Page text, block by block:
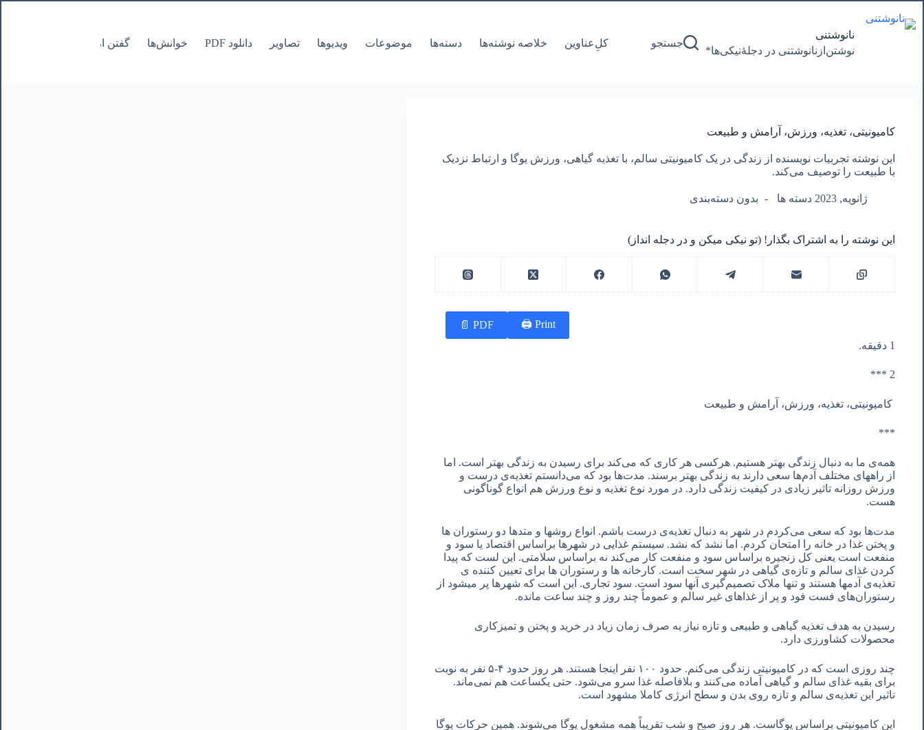
به
محتوا
نانوشتنی
نوشتن‌از‌نانوشتنی‌ در‌ دجلۀنیکی‌ها*
جستجو کل‌ِعناوین خلاصه نوشته‌ها دسته‌ها موضوعات ویدیوها تصاویر دانلود PDF خوانش‌ها گفتن از نانوشتنی
کامیونیتی، تغذیه، ورزش، آرامش و طبیعت
این نوشته تجربیات نویسنده از زندگی در یک کامیونیتی سالم، با تغذیه گیاهی، ورزش یوگا و ارتباط نزدیک
با طبیعت را توصیف می‌کند.
ژانویه, 2023 دسته ها بدون دسته‌بندی
این نوشته را به اشتراک بگذار! (تو نیکی میکن و در دجله انداز)
Print 🖨
PDF 📄
1 دقیقه.
2 ***
کامیونیتی، تغذیه، ورزش، آرامش و طبیعت
***
همه‌ی ما به دنبال زندگی بهتر هستیم. هرکسی هر کاری که می‌کند برای رسیدن به زندگی بهتر است. اما
از راههای مختلف آدم‌ها سعی دارند به زندگی بهتر برسند. مدت‌ها بود که می‌دانستم تغذیه‌ی درست و
ورزش روزانه تاثیر زیادی در کیفیت زندگی دارد. در مورد نوع تغذیه و نوع ورزش هم انواع گوناگونی
هست.
مدت‌ها بود که سعی می‌کردم در شهر به دنبال تغذیه‌ی درست باشم. انواع روشها و متدها دو رستوران ها
و پختن غذا در خانه را امتحان کردم. اما نشد که نشد. سیستم غذایی در شهرها براساس اقتصاد یا سود و
منفعت است یعنی کل زنجیره براساس سود و منفعت کار می‌کند نه براساس سلامتی. این لست که پیدا
کردن غذای سالم و تازه‌ی گیاهی در شهر سخت است. کارخانه ها و رستوران ها برای تعیین کننده ‌ی
تغذیه‌ی آدمها هستند و تنها ملاک تصمیم‌گیری آنها سود است. سود تجاری. این است که شهرها پر میشود از
رستوران‌های فست فود و پر از غذاهای غیر سالم و عموماً چند روز و چند ساعت مانده.
رسیدن به هدف تغذیه گیاهی و طبیعی و تازه نیاز به صرف زمان زیاد در خرید و پختن و تمیزکاری
محصولات کشاورزی دارد.
چند روزی است که در کامیونیتی زندگی می‌کنم. حدود ١٠٠ نفر اینجا هستند. هر روز حدود ۴-۵ نفر به نوبت
برای بقیه غذای سالم و گیاهی آماده می‌کنند و بلافاصله غذا سرو می‌شود. حتی یکساعت هم نمی‌ماند.
تاثیر این تغذیه‌ی سالم و تازه روی بدن و سطح انرژی کاملا مشهود است.
این کامیونیتی براساس یوگاست. هر روز صبح و شب تقریباً همه مشغول یوگا می‌شوند. همین حرکات یوگا